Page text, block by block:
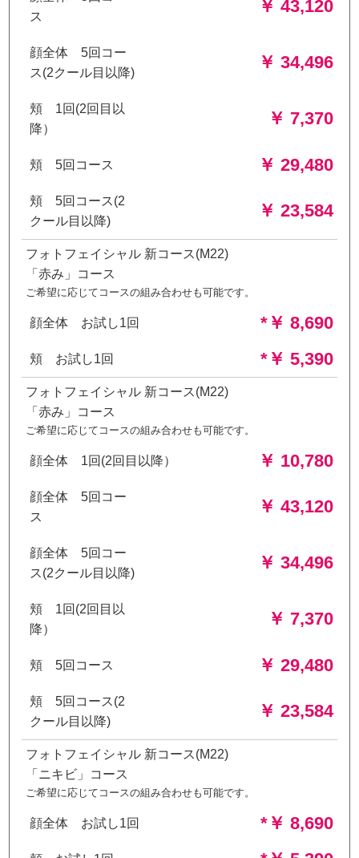
ス
￥ 43,120
顔全体 5回コー
ス(2クール目以降)
￥ 34,496
頬 1回(2回目以
降）
￥ 7,370
頬 5回コース ￥ 29,480
頬 5回コース(2
クール目以降)
￥ 23,584
フォトフェイシャル 新コース(M22)
「赤み」コース
ご希望に応じてコースの組み合わせも可能です。
顔全体 お試し1回 *￥ 8,690
頬 お試し1回 *￥ 5,390
フォトフェイシャル 新コース(M22)
「赤み」コース
ご希望に応じてコースの組み合わせも可能です。
顔全体 1回(2回目以降） ￥ 10,780
顔全体 5回コー
ス
￥ 43,120
顔全体 5回コー
ス(2クール目以降)
￥ 34,496
頬 1回(2回目以
降）
￥ 7,370
頬 5回コース ￥ 29,480
頬 5回コース(2
クール目以降)
￥ 23,584
フォトフェイシャル 新コース(M22)
「ニキビ」コース
ご希望に応じてコースの組み合わせも可能です。
顔全体 お試し1回 *￥ 8,690